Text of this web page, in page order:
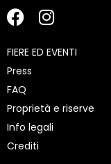
FIERE ED EVENTI
Press
FAQ
Proprietà e riserve
Info legali
Crediti